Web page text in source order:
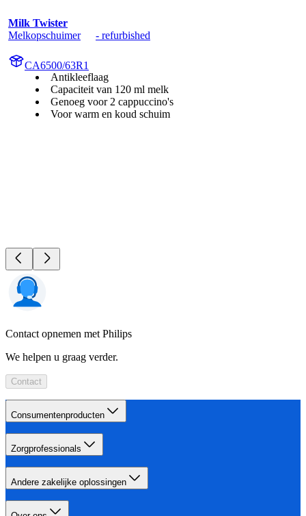
Milk Twister
Melkopschuimer	- refurbished
CA6500/63R1
Antikleeflaag
Capaciteit van 120 ml melk
Genoeg voor 2 cappuccino's
Voor warm en koud schuim
Contact opnemen met Philips
We helpen u graag verder.
Contact
Consumentenproducten
Zorgprofessionals
Andere zakelijke oplossingen